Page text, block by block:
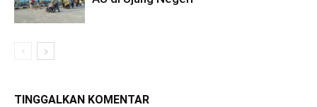
TINGGALKAN KOMENTAR